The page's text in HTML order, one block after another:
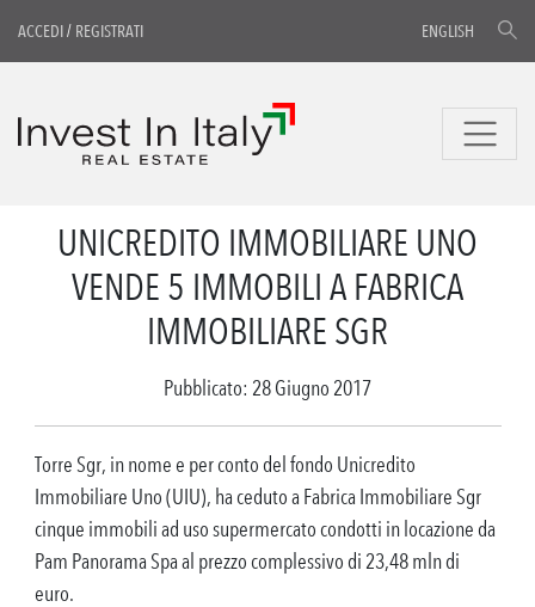
ACCEDI/ REGISTRATI ENGLISH
UNICREDITO IMMOBILIARE UNO
VENDE 5 IMMOBILI A FABRICA
IMMOBILIARE SGR
Pubblicato: 28 Giugno 2017
Torre Sgr, in nome e per conto del fondo Unicredito
Immobiliare Uno (UIU), ha ceduto a Fabrica Immobiliare Sgr
cinque immobili ad uso supermercato condotti in locazione da
Pam Panorama Spa al prezzo complessivo di 23,48 mln di
euro.